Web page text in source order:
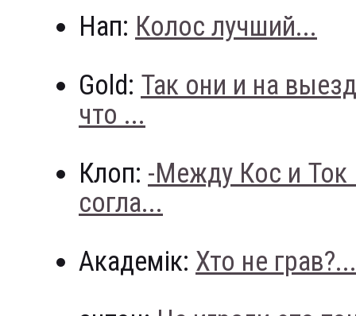
Нап: Колос лучший...
Gold: Так они и на
что ...
Клоп: -Между Кос и
согла...
Академік: Хто не грав?...